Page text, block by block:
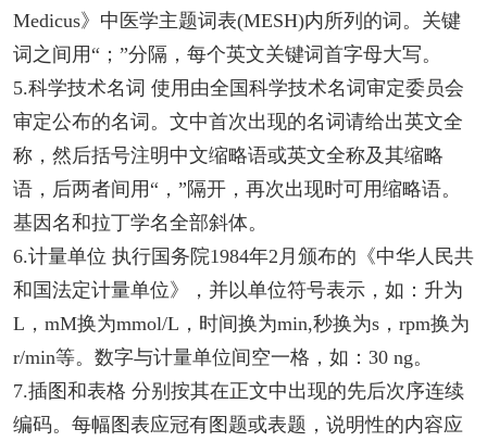
Medicus》中医学主题词表(MESH)内所列的词。关键
词之间用“；”分隔，每个英文关键词首字母大写。
5.科学技术名词 使用由全国科学技术名词审定委员会
审定公布的名词。文中首次出现的名词请给出英文全
称，然后括号注明中文缩略语或英文全称及其缩略
语，后两者间用“，”隔开，再次出现时可用缩略语。
基因名和拉丁学名全部斜体。
6.计量单位 执行国务院1984年2月颁布的《中华人民共
和国法定计量单位》，并以单位符号表示，如：升为
L，mM换为mmol/L，时间换为min,秒换为s，rpm换为
r/min等。数字与计量单位间空一格，如：30 ng。
7.插图和表格 分别按其在正文中出现的先后次序连续
编码。每幅图表应冠有图题或表题，说明性的内容应